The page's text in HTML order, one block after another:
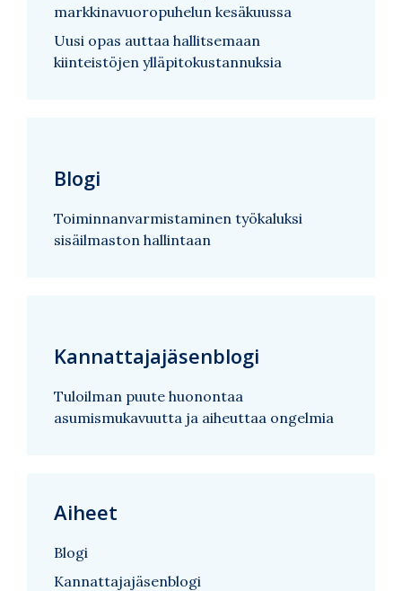
markkinavuoropuhelun kesäkuussa
Uusi opas auttaa hallitsemaan
kiinteistöjen ylläpitokustannuksia
Blogi
Toiminnanvarmistaminen työkaluksi
sisäilmaston hallintaan
Kannattajajäsenblogi
Tuloilman puute huonontaa
asumismukavuutta ja aiheuttaa ongelmia
Aiheet
Blogi
Kannattajajäsenblogi